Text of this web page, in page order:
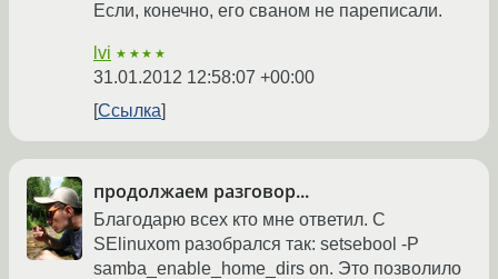
Если, конечно, его сваном не пареписали.
lvi ★★★★
31.01.2012 12:58:07 +00:00
Ссылка
продолжаем разговор...
Благодарю всех кто мне ответил. С
SElinuxom разобрался так: setsebool -P
samba_enable_home_dirs on. Это позволило